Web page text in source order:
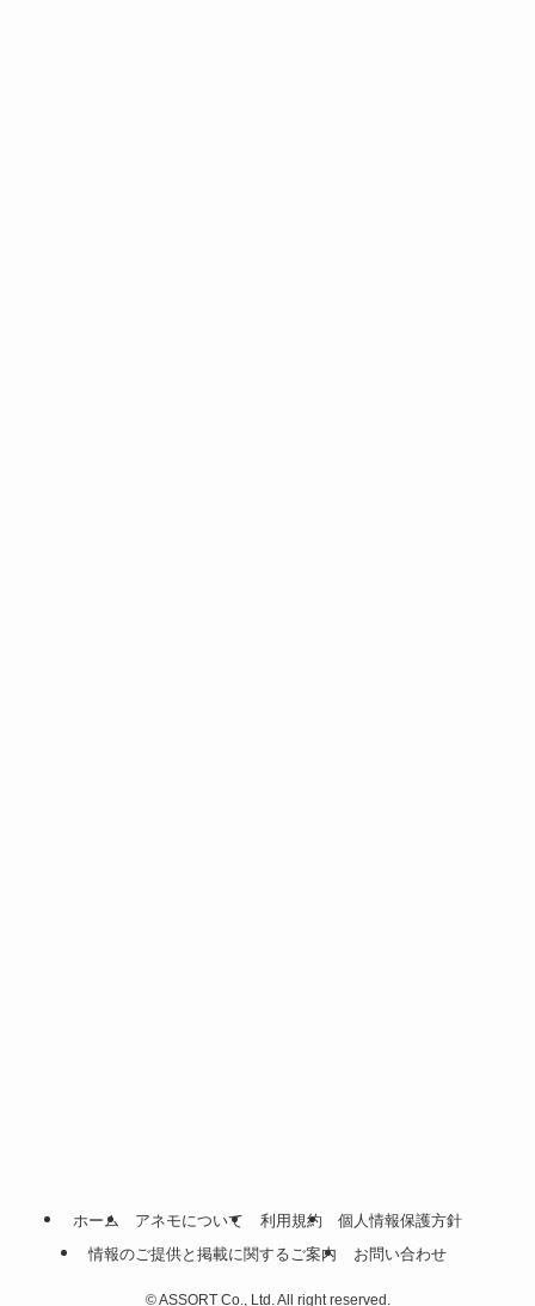
ホーム アネモについて 利用規約
個人情報保護方針
情報のご提供と掲載に関するご案内
お問い合わせ
©ASSORT Co., Ltd. All right reserved.